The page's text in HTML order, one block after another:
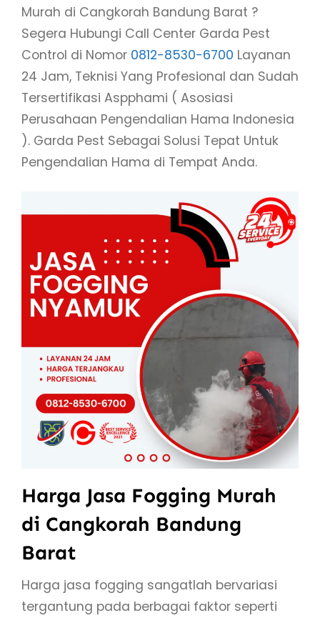
Murah di Cangkorah Bandung Barat ?
Segera Hubungi Call Center Garda Pest
Control di Nomor 0812-8530-6700 Layanan
24 Jam, Teknisi Yang Profesional dan Sudah
Tersertifikasi Aspphami ( Asosiasi
Perusahaan Pengendalian Hama Indonesia
). Garda Pest Sebagai Solusi Tepat Untuk
Pengendalian Hama di Tempat Anda.
Harga Jasa Fogging Murah
di Cangkorah Bandung
Barat
Harga jasa fogging sangatlah bervariasi
tergantung pada berbagai faktor seperti